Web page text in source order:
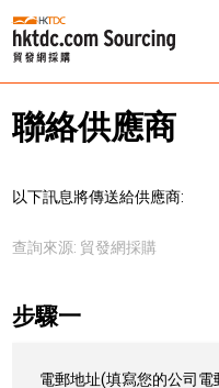
聯絡供應商
以下訊息將傳送給供應商:
查詢來源: 貿發網採購
步驟一
電郵地址(填寫您的公司電